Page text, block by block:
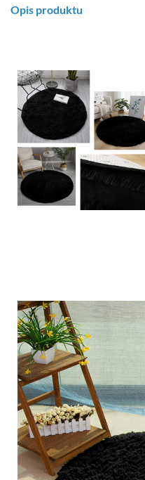
Opis produktu